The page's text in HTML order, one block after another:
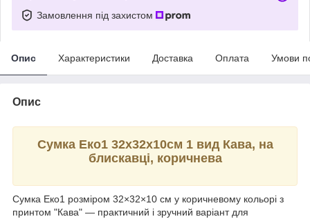
Замовлення під захистом
Опис Характеристики Доставка Оплата Умови
Опис
Сумка Еко1 32х32х10см 1 вид Кава, на
блискавці, коричнева
Сумка Еко1 розміром 32×32×10 см у коричневому кольорі з
принтом "Кава" — практичний і зручний варіант для